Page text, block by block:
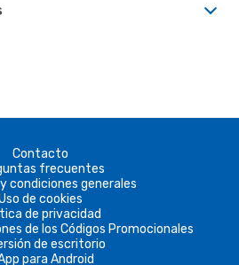
Contacto
frecuentes
condiciones generales
de cookies
de privacidad
de los Códigos Promocionales
de escritorio
para Android